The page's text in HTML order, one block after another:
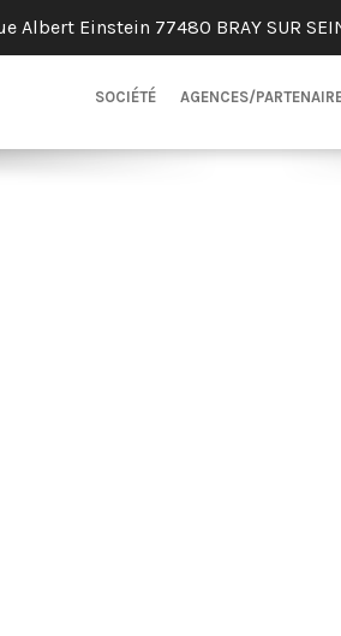
Albert Einstein 77480 BRAY SUR
SOCIÉTÉ AGENCES/